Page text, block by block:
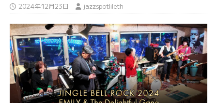
2024年12月23日 jazzspotlileth